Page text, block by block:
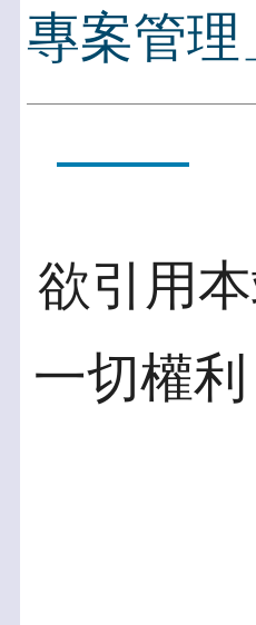
專案管理
欲引用
一切權